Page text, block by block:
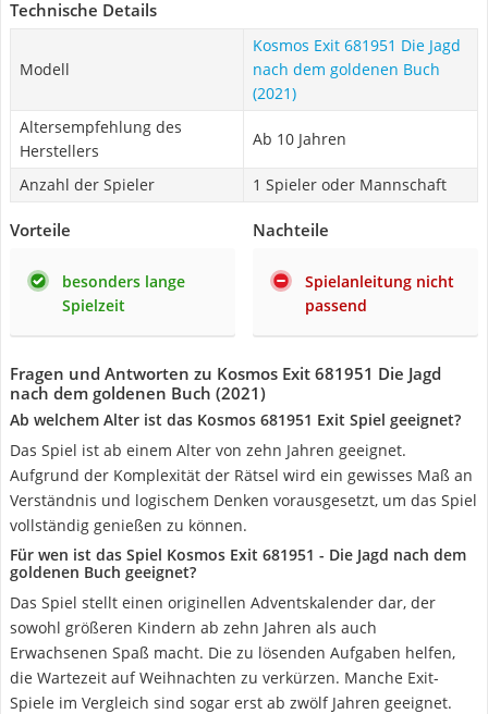
Technische Details
Modell
Kosmos Exit 681951 Die Jagd
nach dem goldenen Buch
(2021)
Altersempfehlung des
Herstellers
Ab 10 Jahren
Anzahl der Spieler 1 Spieler oder Mannschaft
Vorteile
besonders lange
Spielzeit
Nachteile
Spielanleitung nicht
passend
Fragen und Antworten zu Kosmos Exit 681951 Die Jagd
nach dem goldenen Buch (2021)
Ab welchem Alter ist das Kosmos 681951 Exit Spiel geeignet?
Das Spiel ist ab einem Alter von zehn Jahren geeignet.
Aufgrund der Komplexität der Rätsel wird ein gewisses Maß an
Verständnis und logischem Denken vorausgesetzt, um das Spiel
vollständig genießen zu können.
Für wen ist das Spiel Kosmos Exit 681951 - Die Jagd nach dem
goldenen Buch geeignet?
Das Spiel stellt einen originellen Adventskalender dar, der
sowohl größeren Kindern ab zehn Jahren als auch
Erwachsenen Spaß macht. Die zu lösenden Aufgaben helfen,
die Wartezeit auf Weihnachten zu verkürzen. Manche Exit-
Spiele im Vergleich sind sogar erst ab zwölf Jahren geeignet.